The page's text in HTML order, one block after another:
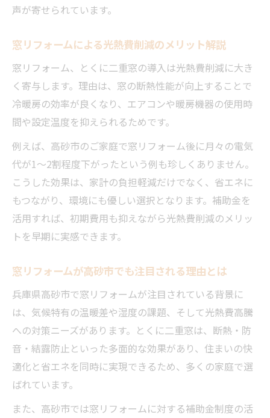
窓リフォームの失敗例と対策ポイント紹介
ント
窓リフォームでよくある疑問とその解消法
申請から完了まで補助金活用のコツを伝授
窓リフォーム補助金を確実に受け取る申請
手順
申請から工事完了までの窓リフォーム流れ
解説
窓リフォーム補助金申請で押さえるべき注
意点
スムーズに進める窓リフォーム補助金活用
術
窓リフォーム補助金の申請期限と今後の展
声が寄せられています。
窓リフォームによる光熱費削減のメリット解説
窓リフォーム、とくに二重窓の導入は光熱費削減に大き
く寄与します。理由は、窓の断熱性能が向上することで
冷暖房の効率が良くなり、エアコンや暖房機器の使用時
間や設定温度を抑えられるためです。
例えば、高砂市のご家庭で窓リフォーム後に月々の電気
代が1〜2割程度下がったという例も珍しくありません。
こうした効果は、家計の負担軽減だけでなく、省エネに
もつながり、環境にも優しい選択となります。補助金を
活用すれば、初期費用も抑えながら光熱費削減のメリッ
トを早期に実感できます。
窓リフォームが高砂市でも注目される理由とは
兵庫県高砂市で窓リフォームが注目されている背景に
は、気候特有の温暖差や湿度の課題、そして光熱費高騰
への対策ニーズがあります。とくに二重窓は、断熱・防
音・結露防止といった多面的な効果があり、住まいの快
適化と省エネを同時に実現できるため、多くの家庭で選
ばれています。
また、高砂市では窓リフォームに対する補助金制度の活